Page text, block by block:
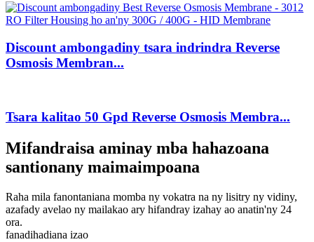
Discount ambongadiny tsara indrindra Reverse
Osmosis Membran...
Tsara kalitao 50 Gpd Reverse Osmosis Membra...
Mifandraisa aminay mba hahazoana
santionany maimaimpoana
Raha mila fanontaniana momba ny vokatra na ny lisitry ny vidiny,
azafady avelao ny mailakao ary hifandray izahay ao anatin'ny 24
ora.
fanadihadiana izao